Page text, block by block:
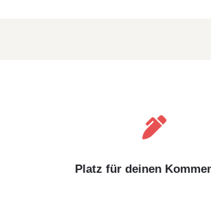

Platz für deinen